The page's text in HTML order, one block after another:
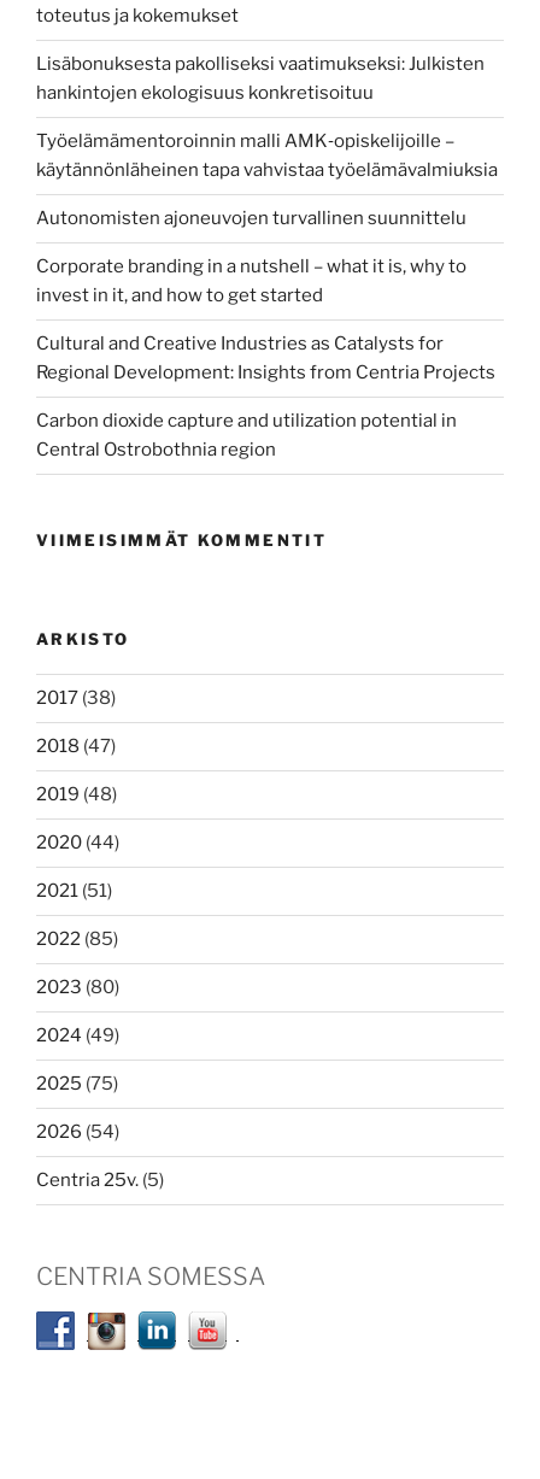
toteutus ja kokemukset
Lisäbonuksesta pakolliseksi vaatimukseksi: Julkisten
hankintojen ekologisuus konkretisoituu
Työelämämentoroinnin malli AMK‑opiskelijoille –
käytännönläheinen tapa vahvistaa työelämävalmiuksia
Autonomisten ajoneuvojen turvallinen suunnittelu
Corporate branding in a nutshell – what it is, why to
invest in it, and how to get started
Cultural and Creative Industries as Catalysts for
Regional Development: Insights from Centria Projects
Carbon dioxide capture and utilization potential in
Central Ostrobothnia region
VIIMEISIMMÄT KOMMENTIT
ARKISTO
2017 (38)
2018 (47)
2019 (48)
2020 (44)
2021 (51)
2022 (85)
2023 (80)
2024 (49)
2025 (75)
2026 (54)
Centria 25v. (5)
CENTRIA SOMESSA